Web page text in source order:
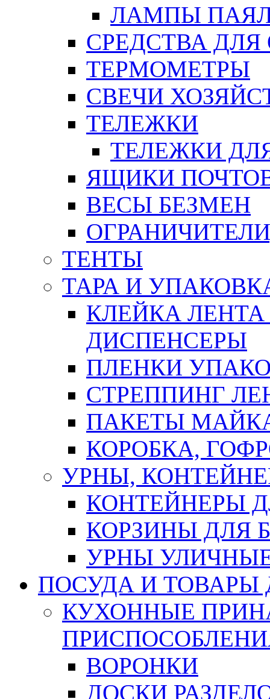
ЛАМПЫ
СРЕДСТВА
ТЕРМОМЕТРЫ
СВЕЧИ
ТЕЛЕЖКИ
ТЕЛЕЖКИ
ЯЩИКИ
ВЕСЫ БЕЗМЕН
ТЕНТЫ
ТАРА И
КЛЕЙКА
ДИСПЕНСЕРЫ
ПЛЕНКИ
СТРЕППИНГ
ПАКЕТЫ
КОРОБКА,
УРНЫ,
КОНТЕЙНЕРЫ
КОРЗИНЫ ДЛЯ
УРНЫ
ПОСУДА И ТОВАРЫ
КУХОННЫЕ
ВОРОНКИ
ДОСКИ